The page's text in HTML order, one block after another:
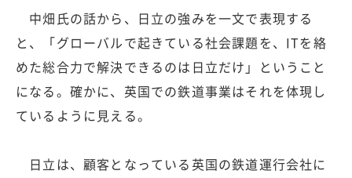
中畑氏の話から、日立の強みを一文で表現する
と、「グローバルで起きている社会課題を、ITを絡
めた総合力で解決できるのは日立だけ」ということ
になる。確かに、英国での鉄道事業はそれを体現し
ているように見える。
日立は、顧客となっている英国の鉄道運行会社に